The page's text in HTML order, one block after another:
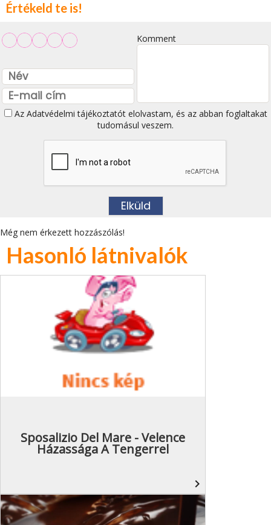
Értékeld te is!
Komment
Az Adatvédelmi tájékoztatótelolvastam, és az abban foglaltakat
tudomásul veszem.
Még nem érkezett hozzászólás!
Hasonló látnivalók
Sposalizio Del Mare - Velence
Házassága A Tengerrel
navigate_next